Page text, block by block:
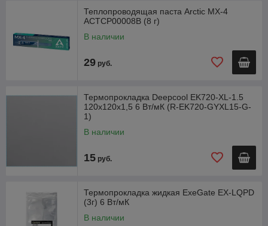
Теплопроводящая паста Arctic MX-4
ACTCP00008B (8 г)
В наличии
29 руб.
Термопрокладка Deepcool EK720-XL-1.5
120х120х1,5 6 Вт/мК (R-EK720-GYXL15-G-
1)
В наличии
15 руб.
Термопрокладка жидкая ExeGate EX-LQPD
(3г) 6 Вт/мК
В наличии